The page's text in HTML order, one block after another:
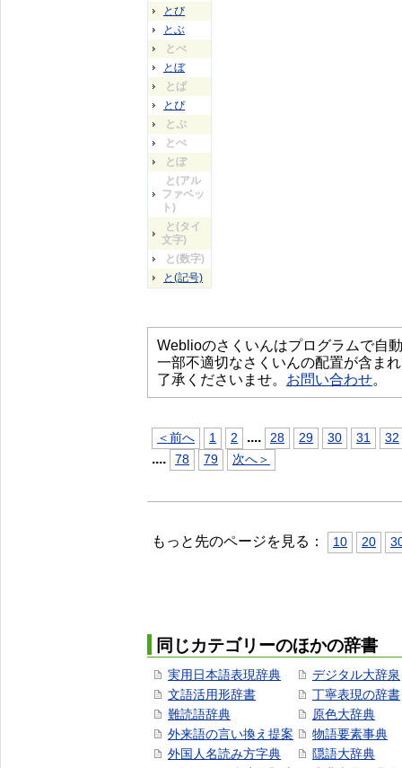
とび
とぶ
とべ
とぼ
とぱ
とぴ
とぷ
とぺ
とぽ
と(アル
ファベッ
ト)
と(タイ
文字)
と(数字)
と(記号)
Weblioのさくいんはプログラムで自
一部不適切なさくいんの配置が含ま
了承くださいませ。 お問い合わせ。
＜前へ 1 2 .... 28 29 30 31 32
.... 78 79 次へ＞
もっと先のページを見る： 10 20
同じカテゴリーのほかの辞書
実用日本語表現辞典
文語活用形辞書
難読語辞典
外来語の言い換え提案
外国人名読み方字典
デジタル大辞泉
丁寧表現の辞書
原色大辞典
物語要素事典
隠語大辞典